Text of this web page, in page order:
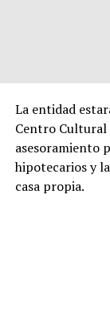
La entidad
Centro Cultural
asesoramiento
hipotecarios y
casa propia.